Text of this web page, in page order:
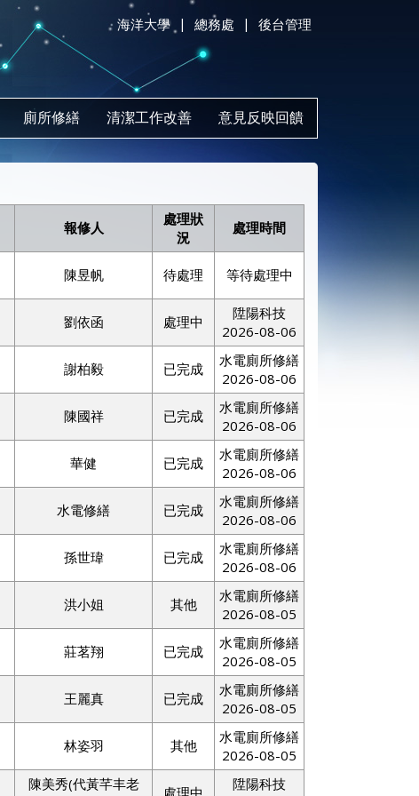
海洋大學 | 總務處 | 後台管理
廁所修繕 清潔工作改善 意見反映回饋
報修人
處理狀
況
處理時間
陳昱帆 待處理 等待處理中
劉依函 處理中
陞陽科技
2026-08-06
謝柏毅 已完成
水電廁所修繕
2026-08-06
陳國祥 已完成
水電廁所修繕
2026-08-06
華健 已完成
水電廁所修繕
2026-08-06
水電修繕 已完成
水電廁所修繕
2026-08-06
孫世瑋 已完成
水電廁所修繕
2026-08-06
洪小姐 其他
水電廁所修繕
2026-08-05
莊茗翔 已完成
水電廁所修繕
2026-08-05
王麗真 已完成
水電廁所修繕
2026-08-05
林姿羽 其他
水電廁所修繕
2026-08-05
陳美秀(代黃芊丰老
處理中
陞陽科技